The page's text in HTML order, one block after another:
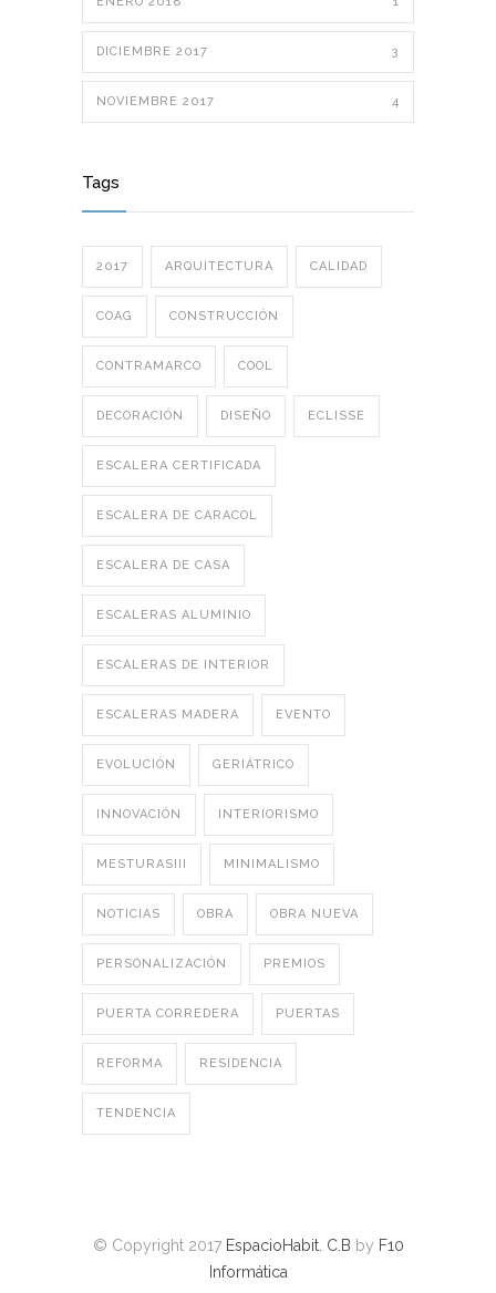
DICIEMBRE 2017 3
NOVIEMBRE 2017 4
Tags
2017 ARQUITECTURA CALIDAD
COAG CONSTRUCCIÓN
CONTRAMARCO COOL
DECORACIÓN DISEÑO ECLISSE
ESCALERA CERTIFICADA
ESCALERA DE CARACOL
ESCALERA DE CASA
ESCALERAS ALUMINIO
ESCALERAS DE INTERIOR
ESCALERAS MADERA EVENTO
EVOLUCIÓN GERIÁTRICO
INNOVACIÓN INTERIORISMO
MESTURASIII MINIMALISMO
NOTICIAS OBRA OBRA NUEVA
PERSONALIZACIÓN PREMIOS
PUERTA CORREDERA PUERTAS
REFORMA RESIDENCIA
TENDENCIA
© Copyright 2017 EspacioHabit. C.B by F10
Informática